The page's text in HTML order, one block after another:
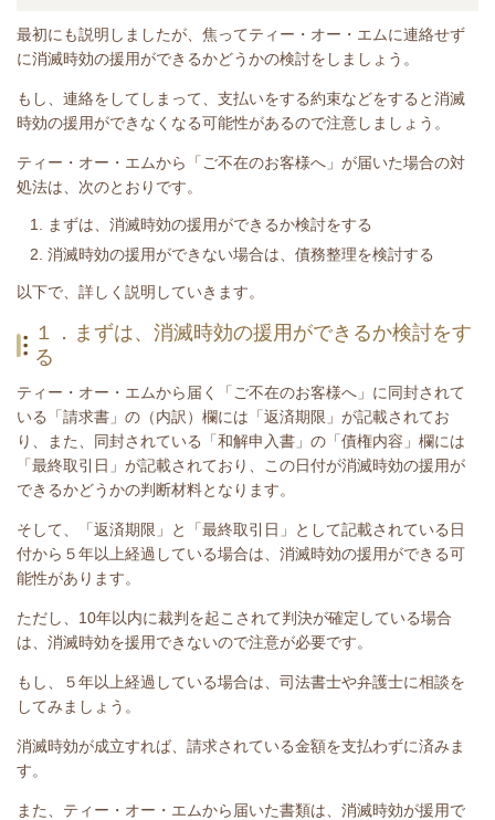
最初にも説明しましたが、焦ってティー・オー・エムに連絡せず
に消滅時効の援用ができるかどうかの検討をしましょう。
もし、連絡をしてしまって、支払いをする約束などをすると消滅
時効の援用ができなくなる可能性があるので注意しましょう。
ティー・オー・エムから「ご不在のお客様へ」が届いた場合の対
処法は、次のとおりです。
まずは、消滅時効の援用ができるか検討をする
消滅時効の援用ができない場合は、債務整理を検討する
​以下で、詳しく説明していきます。
１．まずは、消滅時効の援用ができるか検討をす
る
ティー・オー・エムから届く「ご不在のお客様へ」に同封されて
いる「請求書」の（内訳）欄には「返済期限」が記載されてお
り、また、同封されている「和解申入書」の「債権内容」欄には
「最終取引日」 が記載されており、この日付が消滅時効の援用が
できるかどうかの判断材料となります。
そして、「返済期限」と「最終取引日」として記載されている日
付から５年以上経過している場合は、消滅時効の援用ができる可
能性があります。
ただし、 10年以内に裁判を起こされて判決が確定している場合
は、 消滅時効を援用できないので注意が必要です。
もし、５年以上経過している場合は、司法書士や弁護士に相談を
してみましょう。
消滅時効が成立すれば、請求されている金額を支払わずに済みま
す。
また、ティー・オー・エムから届いた書類は、消滅時効が援用で